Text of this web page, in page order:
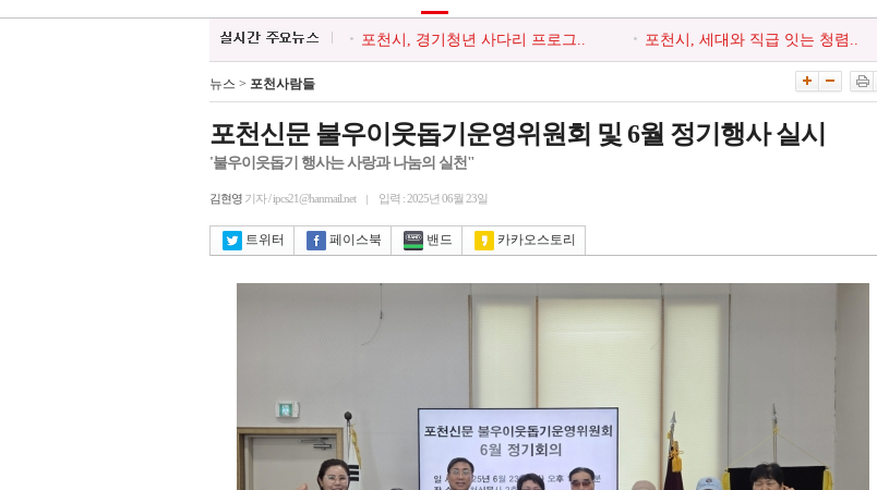
포천시, 경기청년 사다리 프로그..
포천시, 세대와 직급 잇는 청렴..
대한적십자 영북봉사회, 포천시 ..
‘아름드리’, 안전부터 나눔까..
포천시, 청년 낙농인과 폭염 극..
한국외식업중앙회 포천시지부, ..
포천동 유관 단체, 지역 주민 위..
포천시, 시민과 함께 ‘포천시사..
포천시종합사회복지관, 지역주민..
뉴스 > 포천사람들
포천신문 불우이웃돕기운영위원회 및 6월 정기행사 실시
'불우이읏돕기 행사는 사랑과 나눔의 실천"
김현영 기자 / ipcs21@hanmail.net 입력 : 2025년 06월 23일
트위터 페이스북 밴드 카카오스토리